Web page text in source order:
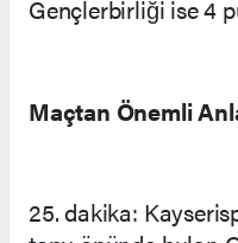
Gençlerbirliği ise 4
Maçtan Önemli
25. dakika: